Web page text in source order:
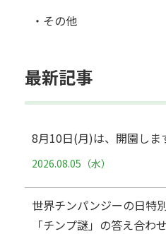
・その他
最新記事
8月10日(月)は、開園しま
2026.08.05（水）
世界チンパンジーの日特
「チンプ謎」の答え合わ